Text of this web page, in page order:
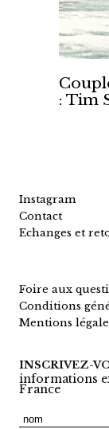
: Tim
Instagram
Contact
Echanges et
Foire aux
Conditions
Mentions
INSCRIVEZ-
informations
France